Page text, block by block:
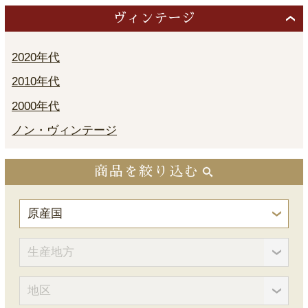
ヴィンテージ
2020年代
2010年代
2000年代
ノン・ヴィンテージ
商品を絞り込む